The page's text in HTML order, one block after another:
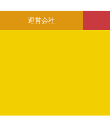
運営会社